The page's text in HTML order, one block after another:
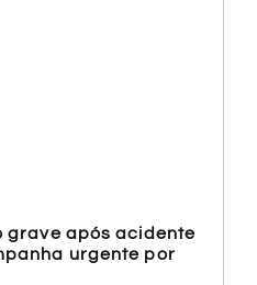
grave após acidente
urgente por